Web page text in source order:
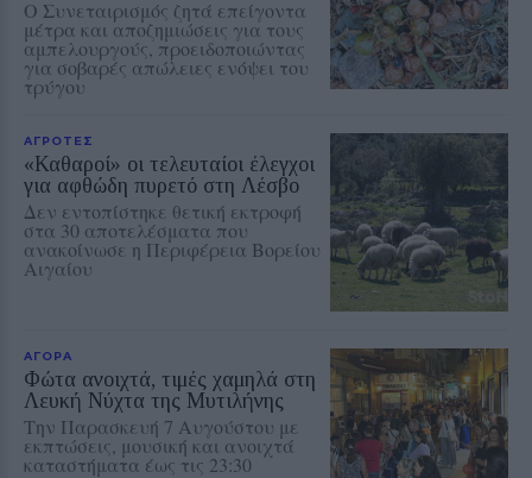
Ο Συνεταιρισμός ζητά επείγοντα
μέτρα και αποζημιώσεις για τους
αμπελουργούς, προειδοποιώντας
για σοβαρές απώλειες ενόψει του
τρύγου
ΑΓΡΟΤΕΣ
«Καθαροί» οι τελευταίοι έλεγχοι
για αφθώδη πυρετό στη Λέσβο
Δεν εντοπίστηκε θετική εκτροφή
στα 30 αποτελέσματα που
ανακοίνωσε η Περιφέρεια Βορείου
Αιγαίου
ΑΓΟΡΑ
Φώτα ανοιχτά, τιμές χαμηλά στη
Λευκή Νύχτα της Μυτιλήνης
Την Παρασκευή 7 Αυγούστου με
εκπτώσεις, μουσική και ανοιχτά
καταστήματα έως τις 23:30